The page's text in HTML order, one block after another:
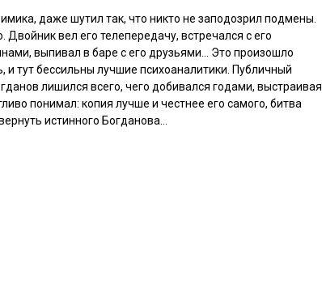
даже шутил так, что никто не заподозрил подмены.
Двойник вел его телепередачу, встречался с его
выпивал в баре с его друзьями… Это произошло
и тут бессильны лучшие психоаналитики. Публичный
лишился всего, чего добивался годами, выстраивая
понимал: копия лучше и честнее его самого, битва
истинного Богданова…